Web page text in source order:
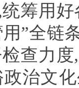
筹用
”全链
查力
治文